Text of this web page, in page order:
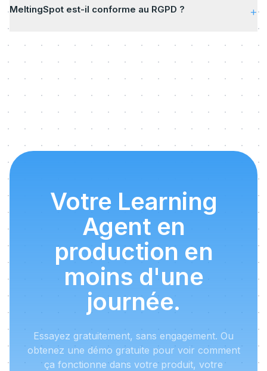
MeltingSpot est-il conforme au RGPD ? +
Votre Learning
Agent en
production en
moins d'une
journée.
Essayez gratuitement, sans engagement. Ou
obtenez une démo gratuite pour voir comment
ça fonctionne dans votre produit, votre